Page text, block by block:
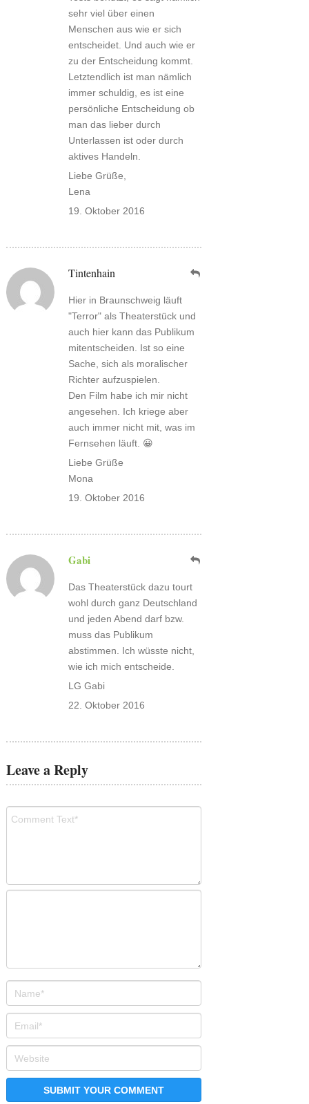
sehr viel über einen
Menschen aus wie er sich
entscheidet. Und auch wie er
zu der Entscheidung kommt.
Letztendlich ist man nämlich
immer schuldig, es ist eine
persönliche Entscheidung ob
man das lieber durch
Unterlassen ist oder durch
aktives Handeln.
Liebe Grüße,
Lena
19. Oktober 2016
Tintenhain
Hier in Braunschweig läuft
"Terror" als Theaterstück und
auch hier kann das Publikum
mitentscheiden. Ist so eine
Sache, sich als moralischer
Richter aufzuspielen.
Den Film habe ich mir nicht
angesehen. Ich kriege aber
auch immer nicht mit, was im
Fernsehen läuft. 😀
Liebe Grüße
Mona
19. Oktober 2016
Gabi
Das Theaterstück dazu tourt
wohl durch ganz Deutschland
und jeden Abend darf bzw.
muss das Publikum
abstimmen. Ich wüsste nicht,
wie ich mich entscheide.
LG Gabi
22. Oktober 2016
Leave a Reply